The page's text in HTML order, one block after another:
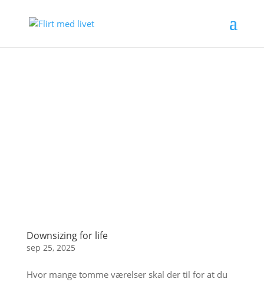
Downsizing for life
sep 25, 2025
Hvor mange tomme værelser skal der til for at du